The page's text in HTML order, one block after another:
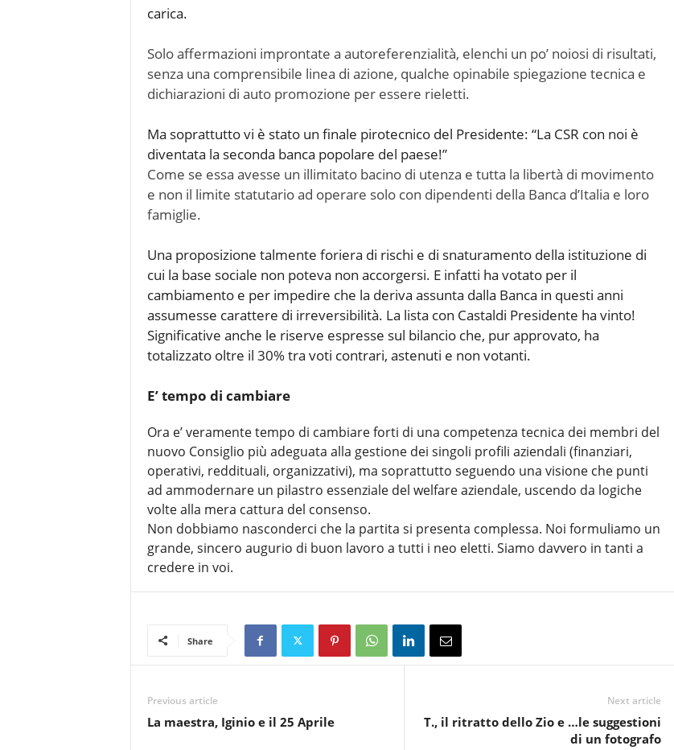
carica.
Solo affermazioni improntate a autoreferenzialità, elenchi un po’ noiosi di risultati,
senza una comprensibile linea di azione, qualche opinabile spiegazione tecnica e
dichiarazioni di auto promozione per essere rieletti.
Ma soprattutto vi è stato un finale pirotecnico del Presidente: “La CSR con noi è
diventata la seconda banca popolare del paese!”
Come se essa avesse un illimitato bacino di utenza e tutta la libertà di movimento
e non il limite statutario ad operare solo con dipendenti della Banca d’Italia e loro
famiglie.
Una proposizione talmente foriera di rischi e di snaturamento della istituzione di
cui la base sociale non poteva non accorgersi. E infatti ha votato per il
cambiamento e per impedire che la deriva assunta dalla Banca in questi anni
assumesse carattere di irreversibilità. La lista con Castaldi Presidente ha vinto!
Significative anche le riserve espresse sul bilancio che, pur approvato, ha
totalizzato oltre il 30% tra voti contrari, astenuti e non votanti.
E’ tempo di cambiare
Ora e’ veramente tempo di cambiare forti di una competenza tecnica dei membri del
nuovo Consiglio più adeguata alla gestione dei singoli profili aziendali (finanziari,
operativi, reddituali, organizzativi), ma soprattutto seguendo una visione che punti
ad ammodernare un pilastro essenziale del welfare aziendale, uscendo da logiche
volte alla mera cattura del consenso.
Non dobbiamo nasconderci che la partita si presenta complessa. Noi formuliamo un
grande, sincero augurio di buon lavoro a tutti i neo eletti. Siamo davvero in tanti a
credere in voi.
Share
Previous article
La maestra, Iginio e il 25 Aprile
Next article
T., il ritratto dello Zio e …le suggestioni
di un fotografo